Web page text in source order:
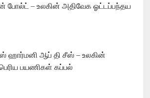
போல்ட் – உலகின் அதிவேக ஓட்டப்பந்தய
ஹார்மனி ஆப் தி சீஸ் – உலகின்
பயணிகள் கப்பல்